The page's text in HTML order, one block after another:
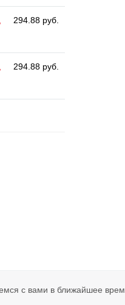
294.88 руб.
294.88 руб.
с вами в ближайшее